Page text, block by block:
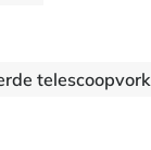
telescoopvork